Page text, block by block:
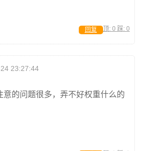
顶: 0 踩: 0
回复
23:27:44
意的问题很多，弄不好权重什么的